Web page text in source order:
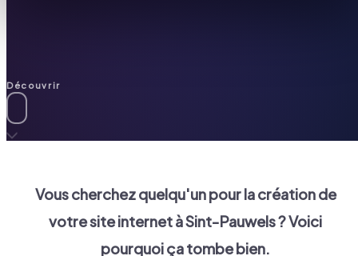
Découvrir
Vous cherchez quelqu'un pour la création de
votre site internet àSint-Pauwels? Voici
pourquoi ça tombe bien.